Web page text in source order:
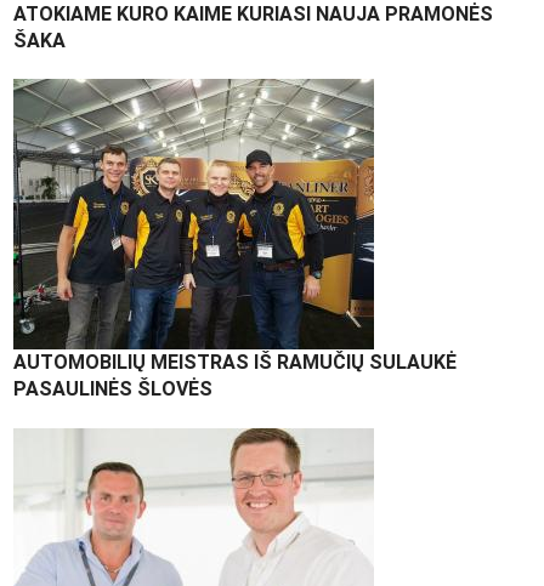
ATOKIAME KURO KAIME KURIASI NAUJA PRAMONĖS
ŠAKA
AUTOMOBILIŲ MEISTRAS IŠ RAMUČIŲ SULAUKĖ
PASAULINĖS ŠLOVĖS